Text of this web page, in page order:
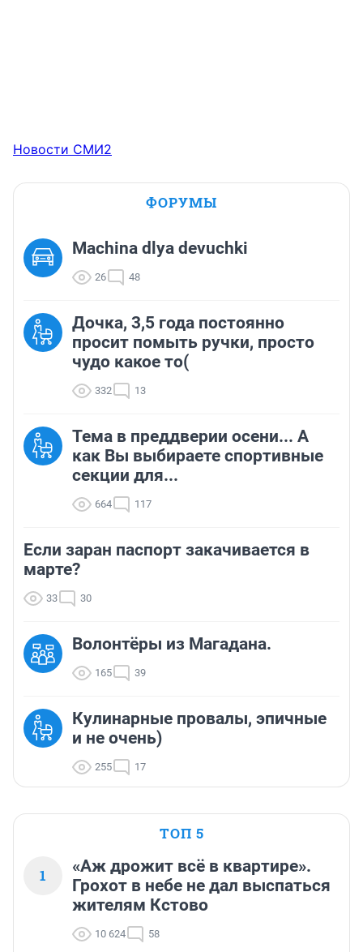
Новости СМИ2
ФОРУМЫ
Machina dlya devuchki
26 48
Дочка, 3,5 года постоянно
просит помыть ручки, просто
чудо какое то(
332 13
Тема в преддверии осени... А
как Вы выбираете спортивные
секции для...
664 117
Если заран паспорт закачивается в
марте?
33 30
Волонтёры из Магадана.
165 39
Кулинарные провалы, эпичные
и не очень)
255 17
ТОП 5
1
«Аж дрожит всё в квартире».
Грохот в небе не дал выспаться
жителям Кстово
10 624 58